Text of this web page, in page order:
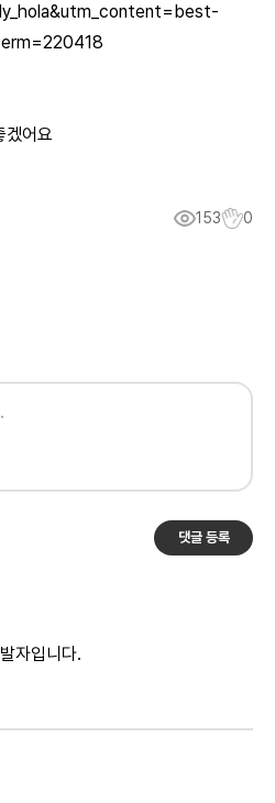
겠어요
153 0
댓글 등록
자입니다.